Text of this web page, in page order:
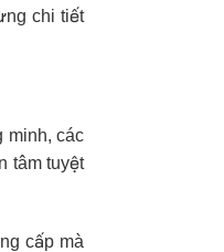
chi tiết
minh, các
tâm tuyệt
cấp mà